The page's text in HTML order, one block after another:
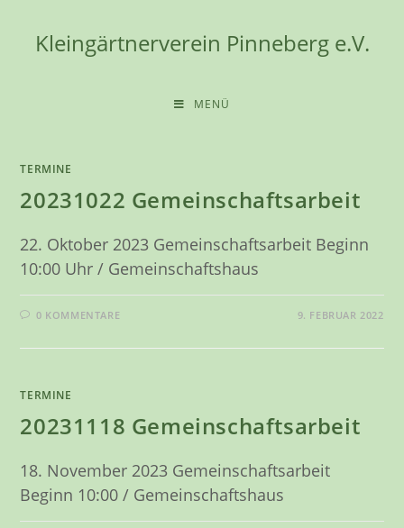
springenKleingärtnerverein Pinneberg e.V.
MENÜ
TERMINE
20231022 Gemeinschaftsarbeit
22. Oktober 2023 Gemeinschaftsarbeit Beginn
10:00 Uhr / Gemeinschaftshaus
0 KOMMENTARE 9. FEBRUAR 2022
TERMINE
20231118 Gemeinschaftsarbeit
18. November 2023 Gemeinschaftsarbeit
Beginn 10:00 / Gemeinschaftshaus